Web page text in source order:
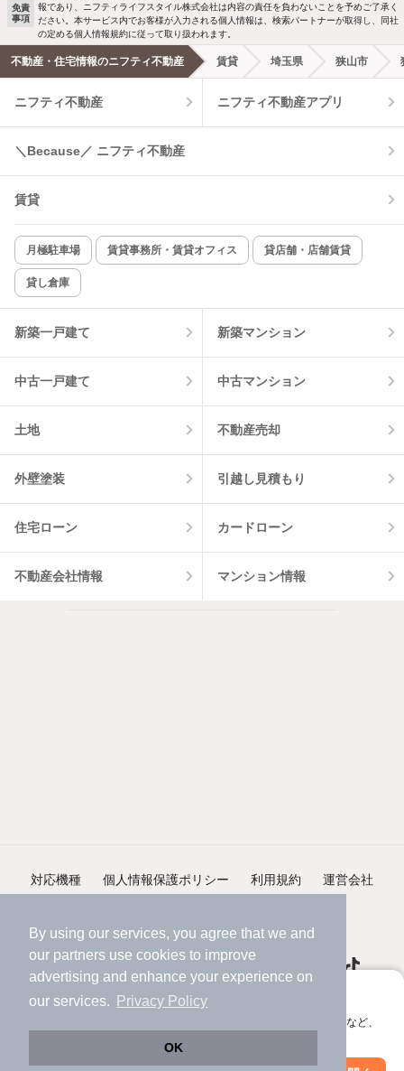
By using our services, you agree that we and
our partners use cookies to improve
advertising and enhance your experience on
our services.
Privacy Policy
OK
アプリに切り替えて、サクサクお部屋探し
会員登録なしですぐ使える。マップ検索やお気に入り保存など、
免責
事項
報であり、ニフティライフスタイル株式会社は内容の責任を負わないことを予めご了承く
ださい。本サービス内でお客様が入力される個人情報は、検索パートナーが取得し、同社
の定める個人情報規約に従って取り扱われます。
不動産・住宅情報のニフティ不動産 賃貸 埼玉県 狭山市
ニフティ不動産 ニフティ不動産アプリ
＼Because／ ニフティ不動産
賃貸
月極駐車場 賃貸事務所・賃貸オフィス 貸店舗・店舗賃貸
貸し倉庫
新築一戸建て 新築マンション
中古一戸建て 中古マンション
土地 不動産売却
外壁塗装 引越し見積もり
住宅ローン カードローン
不動産会社情報 マンション情報
対応機種 個人情報保護ポリシー 利用規約 運営会社
©NIFTY Lifestyle Co., Ltd.